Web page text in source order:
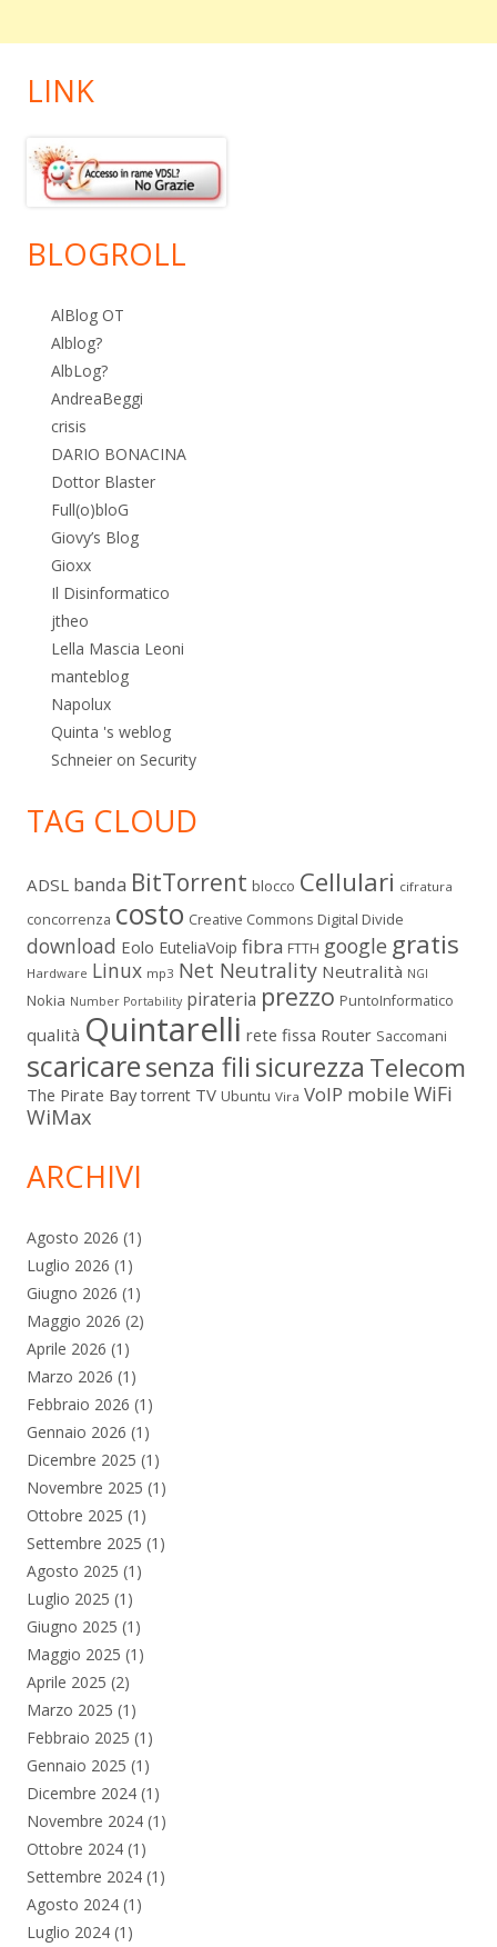
LINK
BLOGROLL
AlBlog OT
Alblog?
AlbLog?
AndreaBeggi
crisis
DARIO BONACINA
Dottor Blaster
Full(o)bloG
Giovy’s Blog
Gioxx
Il Disinformatico
jtheo
Lella Mascia Leoni
manteblog
Napolux
Quinta 's weblog
Schneier on Security
TAG CLOUD
ADSL banda BitTorrent blocco Cellulari cifratura
concorrenza costo Creative Commons Digital Divide
download Eolo EuteliaVoip fibra FTTH google gratis
Hardware Linux mp3 Net Neutrality Neutralità NGI
Nokia Number Portability pirateria prezzo PuntoInformatico
qualità Quintarelli rete fissa Router Saccomani
scaricaresenza fili sicurezza Telecom
The Pirate Bay torrent TV Ubuntu Vira VoIP mobile WiFi
WiMax
ARCHIVI
Agosto 2026 (1)
Luglio 2026 (1)
Giugno 2026 (1)
Maggio 2026 (2)
Aprile 2026 (1)
Marzo 2026 (1)
Febbraio 2026 (1)
Gennaio 2026 (1)
Dicembre 2025 (1)
Novembre 2025 (1)
Ottobre 2025 (1)
Settembre 2025 (1)
Agosto 2025 (1)
Luglio 2025 (1)
Giugno 2025 (1)
Maggio 2025 (1)
Aprile 2025 (2)
Marzo 2025 (1)
Febbraio 2025 (1)
Gennaio 2025 (1)
Dicembre 2024 (1)
Novembre 2024 (1)
Ottobre 2024 (1)
Settembre 2024 (1)
Agosto 2024 (1)
Luglio 2024 (1)